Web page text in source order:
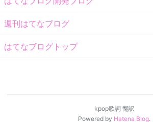
週刊はてなブログ
はてなブログトップ
kpop歌詞 翻訳
Powered by Hatena Blog.